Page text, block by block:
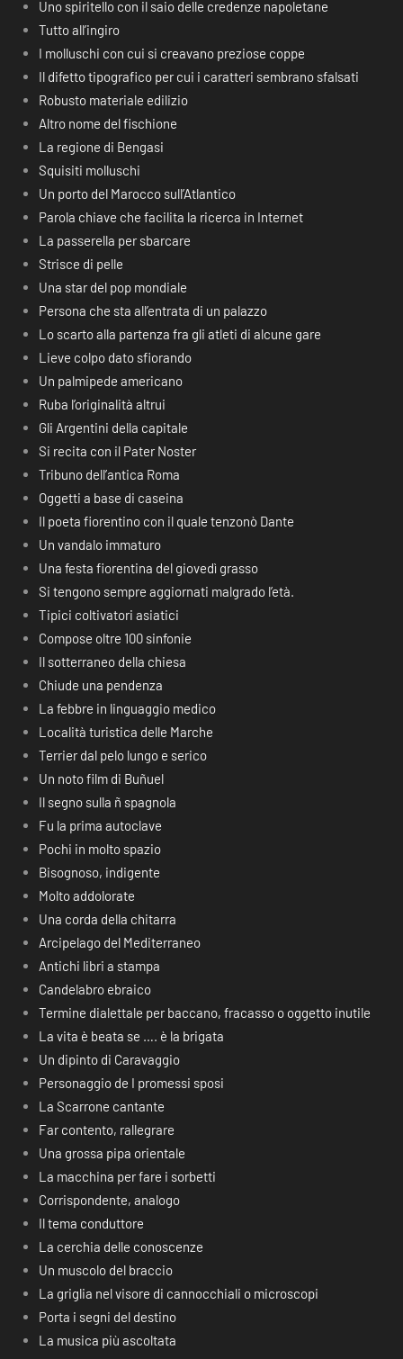
Uno spiritello con il saio delle credenze napoletane
Tutto all’ingiro
I molluschi con cui si creavano preziose coppe
Il difetto tipografico per cui i caratteri sembrano sfalsati
Robusto materiale edilizio
Altro nome del fischione
La regione di Bengasi
Squisiti molluschi
Un porto del Marocco sull’Atlantico
Parola chiave che facilita la ricerca in Internet
La passerella per sbarcare
Strisce di pelle
Una star del pop mondiale
Persona che sta all’entrata di un palazzo
Lo scarto alla partenza fra gli atleti di alcune gare
Lieve colpo dato sfiorando
Un palmipede americano
Ruba l’originalità altrui
Gli Argentini della capitale
Si recita con il Pater Noster
Tribuno dell’antica Roma
Oggetti a base di caseina
Il poeta fiorentino con il quale tenzonò Dante
Un vandalo immaturo
Una festa fiorentina del giovedì grasso
Si tengono sempre aggiornati malgrado l’età.
Tipici coltivatori asiatici
Compose oltre 100 sinfonie
Il sotterraneo della chiesa
Chiude una pendenza
La febbre in linguaggio medico
Località turistica delle Marche
Terrier dal pelo lungo e serico
Un noto film di Buñuel
Il segno sulla ñ spagnola
Fu la prima autoclave
Pochi in molto spazio
Bisognoso, indigente
Molto addolorate
Una corda della chitarra
Arcipelago del Mediterraneo
Antichi libri a stampa
Candelabro ebraico
Termine dialettale per baccano, fracasso o oggetto inutile
La vita è beata se …. è la brigata
Un dipinto di Caravaggio
Personaggio de I promessi sposi
La Scarrone cantante
Far contento, rallegrare
Una grossa pipa orientale
La macchina per fare i sorbetti
Corrispondente, analogo
Il tema conduttore
La cerchia delle conoscenze
Un muscolo del braccio
La griglia nel visore di cannocchiali o microscopi
Porta i segni del destino
La musica più ascoltata